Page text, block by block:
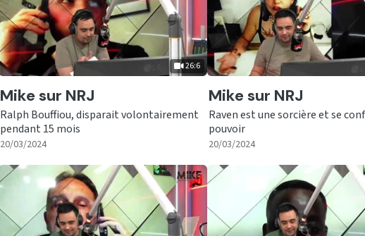
26:6
Ecouter
Mike sur NRJ
Ralph Bouffiou, disparait volontairement
pendant 15 mois
20/03/2024
Ecouter
Mike sur NRJ
Raven est une sorcière et se
pouvoir
20/03/2024